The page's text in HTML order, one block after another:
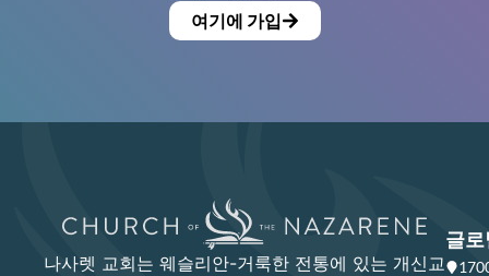
여기에 가입
나사렛 교회는 웨슬리안-거룩한 전통에 있는 개신교
글로